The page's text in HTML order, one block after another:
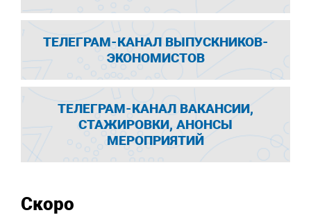
ТЕЛЕГРАМ-КАНАЛ ВЫПУСКНИКОВ-
ЭКОНОМИСТОВ
ТЕЛЕГРАМ-КАНАЛ ВАКАНСИИ,
СТАЖИРОВКИ, АНОНСЫ
МЕРОПРИЯТИЙ
Скоро